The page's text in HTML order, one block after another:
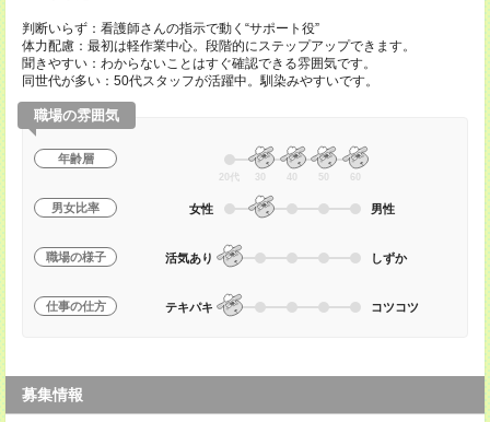
判断いらず：看護師さんの指示で動く“サポート役”
体力配慮：最初は軽作業中心。段階的にステップアップできます。
聞きやすい：わからないことはすぐ確認できる雰囲気です。
同世代が多い：50代スタッフが活躍中。馴染みやすいです。
職場の雰囲気
年齢層
20代 30 40 50 60
男女比率 女性 男性
職場の様子 活気あり しずか
仕事の仕方 テキパキ コツコツ
募集情報